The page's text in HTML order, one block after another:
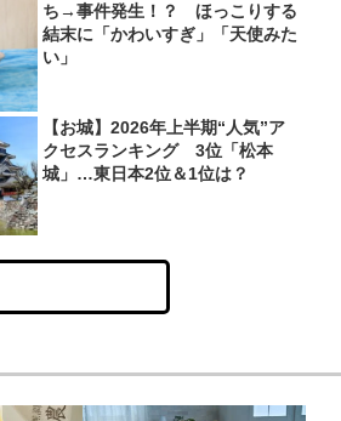
ち→事件発生！？ ほっこりする
結末に「かわいすぎ」「天使みた
い」
【お城】2026年上半期“人気”ア
クセスランキング 3位「松本
城」…東日本2位＆1位は？